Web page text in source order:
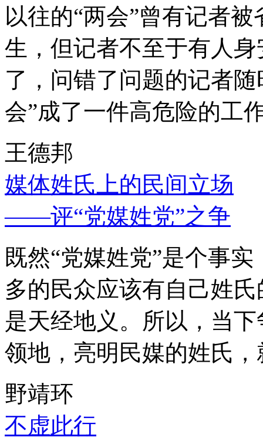
以往的“两会”曾有记者
生，但记者不至于有人
了，问错了问题的记者
会”成了一件高危险的工
王德邦
媒体姓氏上的民间立场
——评“党媒姓党”之争
既然“党媒姓党”是个事
多的民众应该有自己姓
是天经地义。所以，当
领地，亮明民媒的姓氏
野靖环
不虚此行